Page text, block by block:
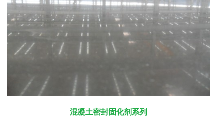
混凝土密封固化剂系列